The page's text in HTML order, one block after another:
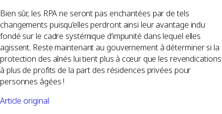
Bien sûr, les RPA ne seront pas enchantées par de tels
changements puisqu’elles perdront ainsi leur avantage indu
fondé sur le cadre systémique d’impunité dans lequel elles
agissent. Reste maintenant au gouvernement à déterminer si la
protection des aînés lui tient plus à cœur que les revendications
à plus de profits de la part des résidences privées pour
personnes âgées !
Article original